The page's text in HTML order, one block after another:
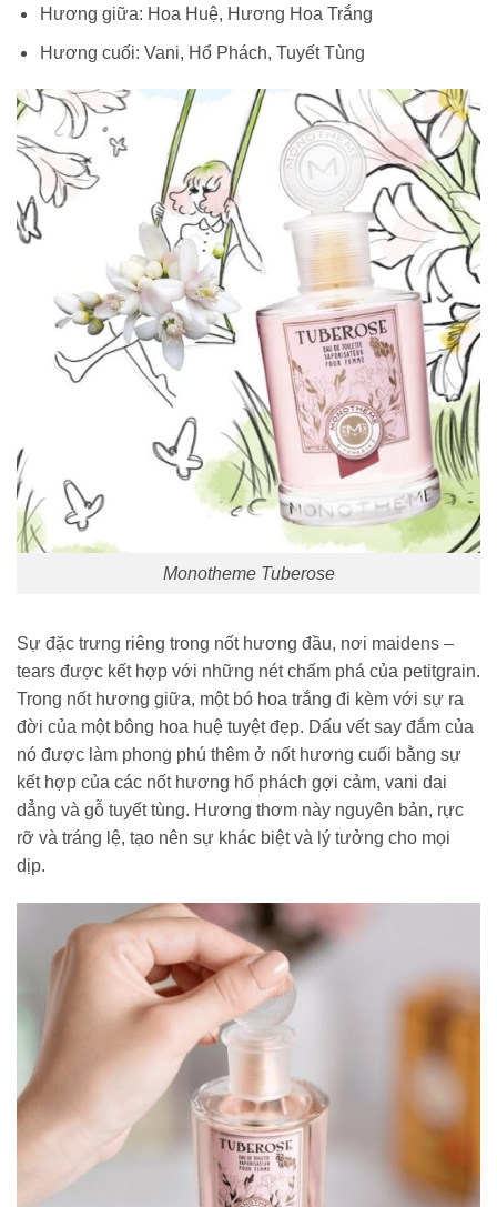
Hương giữa: Hoa Huệ, Hương Hoa Trắng
Hương cuối: Vani, Hổ Phách, Tuyết Tùng
Monotheme Tuberose
Sự đặc trưng riêng trong nốt hương đầu, nơi maidens –
tears được kết hợp với những nét chấm phá của petitgrain.
Trong nốt hương giữa, một bó hoa trắng đi kèm với sự ra
đời của một bông hoa huệ tuyệt đẹp. Dấu vết say đắm của
nó được làm phong phú thêm ở nốt hương cuối bằng sự
kết hợp của các nốt hương hổ phách gợi cảm, vani dai
dẳng và gỗ tuyết tùng. Hương thơm này nguyên bản, rực
rỡ và tráng lệ, tạo nên sự khác biệt và lý tưởng cho mọi
dịp.